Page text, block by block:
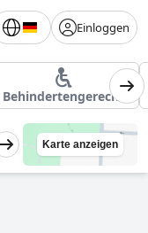
Einloggen
Behindertengerecht
Karte anzeigen